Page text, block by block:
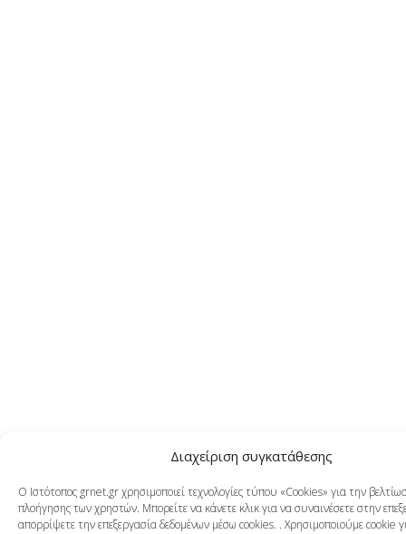
Διαχείριση συγκατάθεσης
Ο Ιστότοπος grnet.gr χρησιμοποιεί τεχνολογίες τύπου «Cookies» για την
πλοήγησης των χρηστών. Μπορείτε να κάνετε κλικ για να συναινέσετε στην
απορρίψετε την επεξεργασία δεδομένων μέσω cookies. . Χρησιμοποιούμε cookie